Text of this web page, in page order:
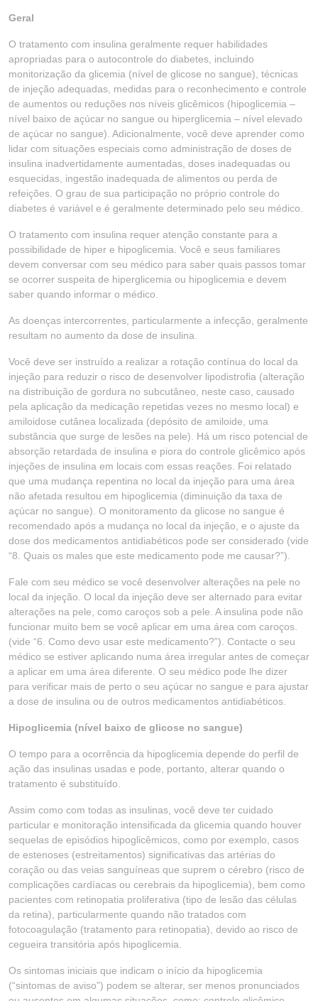
Geral
O tratamento com insulina geralmente requer habilidades
apropriadas para o autocontrole do diabetes, incluindo
monitorização da glicemia (nível de glicose no sangue), técnicas
de injeção adequadas, medidas para o reconhecimento e controle
de aumentos ou reduções nos níveis glicêmicos (hipoglicemia –
nível baixo de açúcar no sangue ou hiperglicemia – nível elevado
de açúcar no sangue). Adicionalmente, você deve aprender como
lidar com situações especiais como administração de doses de
insulina inadvertidamente aumentadas, doses inadequadas ou
esquecidas, ingestão inadequada de alimentos ou perda de
refeições. O grau de sua participação no próprio controle do
diabetes é variável e é geralmente determinado pelo seu médico.
O tratamento com insulina requer atenção constante para a
possibilidade de hiper e hipoglicemia. Você e seus familiares
devem conversar com seu médico para saber quais passos tomar
se ocorrer suspeita de hiperglicemia ou hipoglicemia e devem
saber quando informar o médico.
As doenças intercorrentes, particularmente a infecção, geralmente
resultam no aumento da dose de insulina.
Você deve ser instruído a realizar a rotação contínua do local da
injeção para reduzir o risco de desenvolver lipodistrofia (alteração
na distribuição de gordura no subcutâneo, neste caso, causado
pela aplicação da medicação repetidas vezes no mesmo local) e
amiloidose cutânea localizada (depósito de amiloide, uma
substância que surge de lesões na pele). Há um risco potencial de
absorção retardada de insulina e piora do controle glicêmico após
injeções de insulina em locais com essas reações. Foi relatado
que uma mudança repentina no local da injeção para uma área
não afetada resultou em hipoglicemia (diminuição da taxa de
açúcar no sangue). O monitoramento da glicose no sangue é
recomendado após a mudança no local da injeção, e o ajuste da
dose dos medicamentos antidiabéticos pode ser considerado (vide
“8. Quais os males que este medicamento pode me causar?”).
Fale com seu médico se você desenvolver alterações na pele no
local da injeção. O local da injeção deve ser alternado para evitar
alterações na pele, como caroços sob a pele. A insulina pode não
funcionar muito bem se você aplicar em uma área com caroços.
(vide “6. Como devo usar este medicamento?”). Contacte o seu
médico se estiver aplicando numa área irregular antes de começar
a aplicar em uma área diferente. O seu médico pode lhe dizer
para verificar mais de perto o seu açúcar no sangue e para ajustar
a dose de insulina ou de outros medicamentos antidiabéticos.
Hipoglicemia (nível baixo de glicose no sangue)
O tempo para a ocorrência da hipoglicemia depende do perfil de
ação das insulinas usadas e pode, portanto, alterar quando o
tratamento é substituído.
Assim como com todas as insulinas, você deve ter cuidado
particular e monitoração intensificada da glicemia quando houver
sequelas de episódios hipoglicêmicos, como por exemplo, casos
de estenoses (estreitamentos) significativas das artérias do
coração ou das veias sanguíneas que suprem o cérebro (risco de
complicações cardíacas ou cerebrais da hipoglicemia), bem como
pacientes com retinopatia proliferativa (tipo de lesão das células
da retina), particularmente quando não tratados com
fotocoagulação (tratamento para retinopatia), devido ao risco de
cegueira transitória após hipoglicemia.
Os sintomas iniciais que indicam o início da hipoglicemia
(“sintomas de aviso”) podem se alterar, ser menos pronunciados